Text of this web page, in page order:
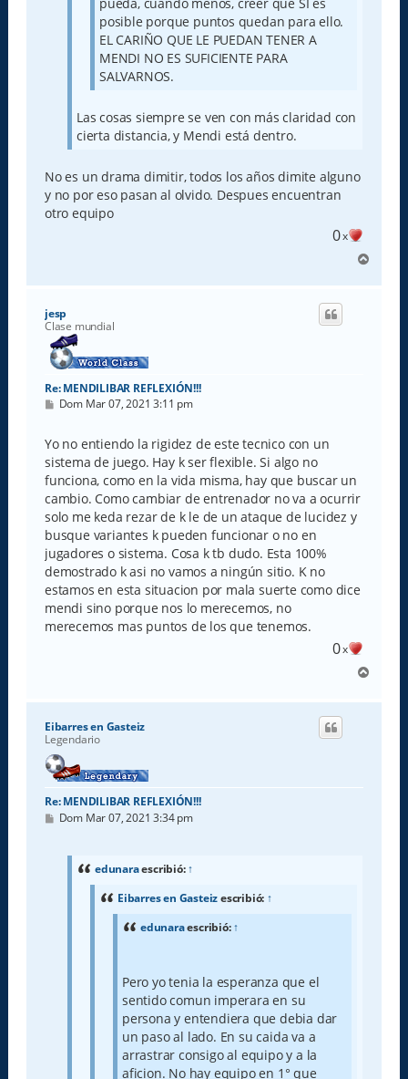
posible porque puntos quedan para ello.
EL CARIÑO QUE LE PUEDAN TENER A
MENDI NO ES SUFICIENTE PARA
SALVARNOS.
Las cosas siempre se ven con más claridad con
cierta distancia, y Mendi está dentro.
No es un drama dimitir, todos los años dimite alguno
y no por eso pasan al olvido. Despues encuentran
otro equipo
0x
r
jesp
Clase mundial
Re: MENDILIBAR REFLEXIÓN!!!
M
s
a
j
e
Dom Mar 07, 2021 3:11 pm
Yo no entiendo la rigidez de este tecnico con un
sistema de juego. Hay k ser flexible. Si algo no
funciona, como en la vida misma, hay que buscar un
cambio. Como cambiar de entrenador no va a ocurrir
solo me keda rezar de k le de un ataque de lucidez y
busque variantes k pueden funcionar o no en
jugadores o sistema. Cosa k tb dudo. Esta 100%
demostrado k asi no vamos a ningún sitio. K no
estamos en esta situacion por mala suerte como dice
mendi sino porque nos lo merecemos, no
merecemos mas puntos de los que tenemos.
0x
r
Eibarres en Gasteiz
Legendario
Re: MENDILIBAR REFLEXIÓN!!!
M
Dom Mar 07, 2021 3:34 pm
edunaraescribió:↑
Eibarres en Gasteizescribió: ↑
edunaraescribió:↑
Pero yo tenia la esperanza que el
sentido comun imperara en su
persona y entendiera que debia dar
un paso al lado. En su caida va a
arrastrar consigo al equipo y a la
aficion. No hay equipo en 1° que